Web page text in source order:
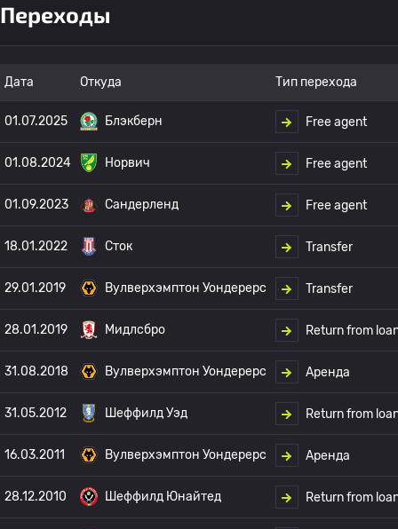
Переходы
Дата Откуда Тип перехода
01.07.2025 Блэкберн Free agent
01.08.2024 Норвич Free agent
01.09.2023 Сандерленд Free agent
18.01.2022 Сток Transfer
29.01.2019 Вулверхэмптон Уондерерс Transfer
28.01.2019 Мидлсбро Return from
31.08.2018 Вулверхэмптон Уондерерс Аренда
31.05.2012 Шеффилд Уэд Return from
16.03.2011 Вулверхэмптон Уондерерс Аренда
28.12.2010 Шеффилд Юнайтед Return from